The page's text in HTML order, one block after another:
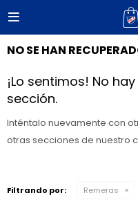

NO SE HAN
¡Lo sentimos! No
sección.
Inténtalo nuevamente con
otras secciones de nuestro
Filtrando por: Remeras
close